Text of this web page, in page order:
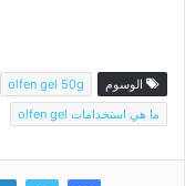
الوسوم olfen gel 50g
ما هي استخدامات olfen gel